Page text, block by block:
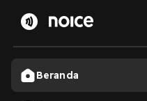
Beranda